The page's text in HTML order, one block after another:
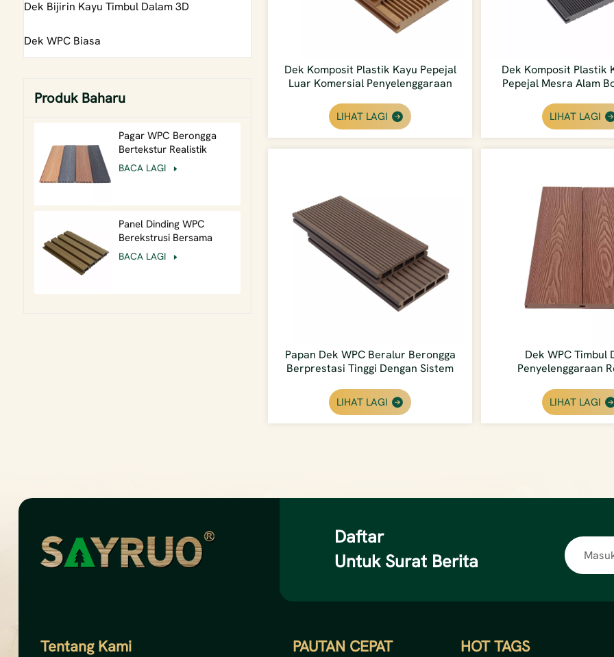
Dek Bijirin Kayu Timbul Dalam 3D
Dek WPC Biasa
Produk Baharu
Pagar WPC Berongga
Bertekstur Realistik
Ringan Timbul Dalam
BACA LAGI
Panel Dinding WPC
Berekstrusi Bersama
26mm Tugas Berat untuk
BACA LAGI
Dek Komposit Plastik Kayu Pepejal
Luar Komersial Penyelenggaraan
LIHAT LAGI
Dek Komposit Plastik
Pepejal Mesra Alam
LIHAT LAGI
Papan Dek WPC Beralur Berongga
Berprestasi Tinggi Dengan Sistem
LIHAT LAGI
Dek WPC Timbul
Penyelenggaraan
LIHAT LAGI
Daftar
Untuk Surat Berita
Tentang Kami PAUTAN CEPAT HOT TAGS